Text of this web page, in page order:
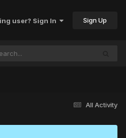
user? Sign In Sign Up
All Activity